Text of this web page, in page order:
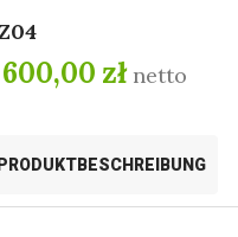
600,00 zł netto
PRODUKTBESCHREIBUNG